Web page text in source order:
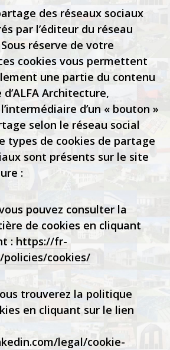
des réseaux sociaux
par l’éditeur du réseau
réserve de votre
cookies vous permettent
une partie du contenu
Architecture,
d’un « bouton »
selon le réseau social
types de cookies de partage
sont présents sur le site
:
pouvez consulter la
de cookies en cliquant
: https://fr-
cookies/
trouverez la politique
en cliquant sur le lien
legal/cookie-